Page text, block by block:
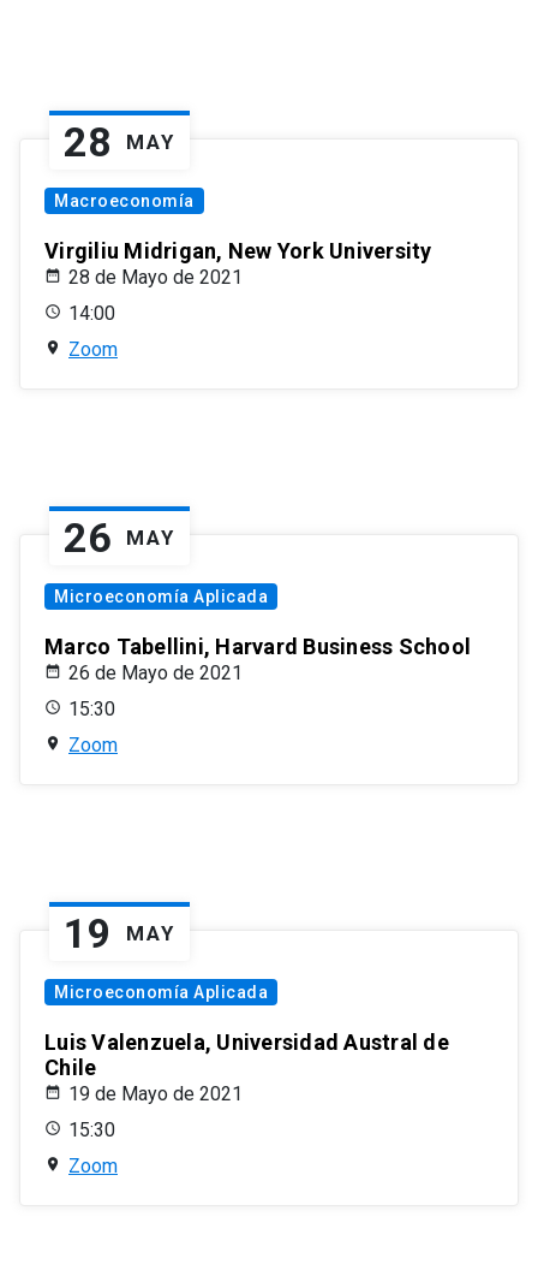
28 MAY
Macroeconomía
Virgiliu Midrigan, New York University
28 de Mayo de 2021
14:00
Zoom
26 MAY
Microeconomía Aplicada
Marco Tabellini, Harvard Business School
26 de Mayo de 2021
15:30
Zoom
19 MAY
Microeconomía Aplicada
Luis Valenzuela, Universidad Austral de
Chile
19 de Mayo de 2021
15:30
Zoom